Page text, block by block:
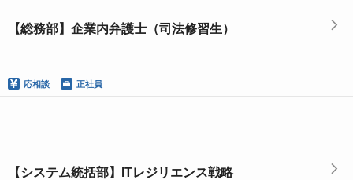
【総務部】企業内弁護士（司法修習生）
応相談 正社員
【システム統括部】ITレジリエンス戦略